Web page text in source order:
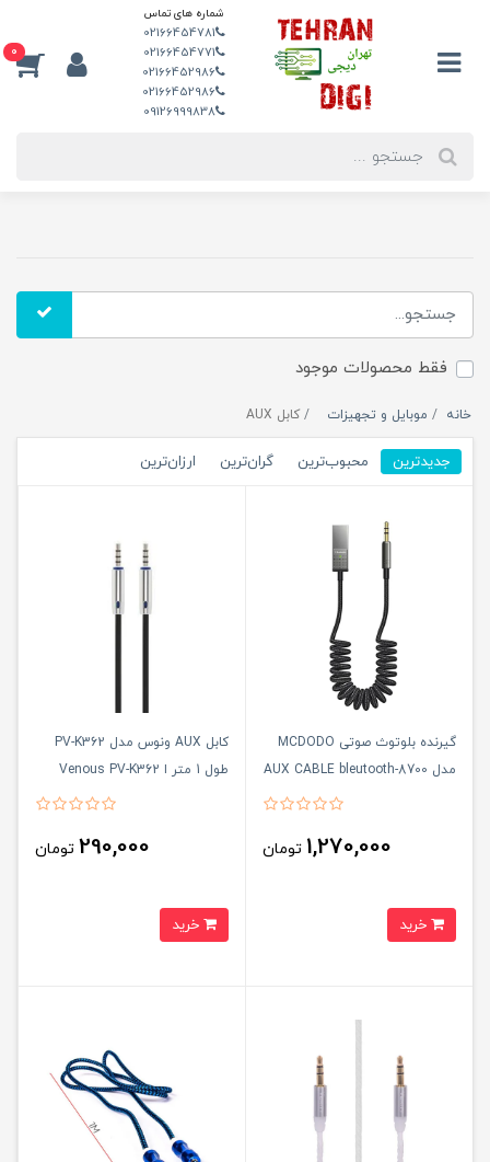
شماره های تماس
02166454781
02166454771
02166452986
02166452986
09126999838
0
فقط محصولات موجود
خانه موبایل و تجهیزات کابل AUX
جدیدترین محبوب‌ترین گران‌ترین ارزان‌ترین
گیرنده بلوتوث صوتی MCDODO
مدل 8700-AUX CABLE bleutooth
1,270,000 تومان
کابل AUX ونوس مدل PV-K362
طول 1 متر ا Venous PV-K362
290,000 تومان